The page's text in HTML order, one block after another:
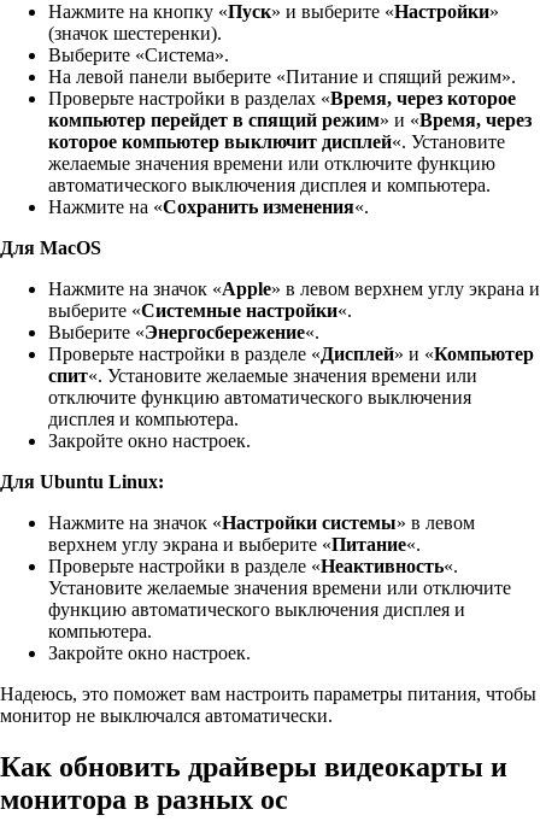
Нажмите на кнопку «Пуск» и выберите «Настройки»
(значок шестеренки).
Выберите «Система».
На левой панели выберите «Питание и спящий режим».
Проверьте настройки в разделах «Время, через которое
компьютер перейдет в спящий режим» и «Время, через
которое компьютер выключит дисплей«. Установите
желаемые значения времени или отключите функцию
автоматического выключения дисплея и компьютера.
Нажмите на «Сохранить изменения«.
Для MacOS
Нажмите на значок «Apple» в левом верхнем углу экрана и
выберите «Системные настройки«.
Выберите «Энергосбережение«.
Проверьте настройки в разделе «Дисплей» и «Компьютер
спит«. Установите желаемые значения времени или
отключите функцию автоматического выключения
дисплея и компьютера.
Закройте окно настроек.
Для Ubuntu Linux:
Нажмите на значок «Настройки системы» в левом
верхнем углу экрана и выберите «Питание«.
Проверьте настройки в разделе «Неактивность«.
Установите желаемые значения времени или отключите
функцию автоматического выключения дисплея и
компьютера.
Закройте окно настроек.
Надеюсь, это поможет вам настроить параметры питания, чтобы
монитор не выключался автоматически.
Как обновить драйверы видеокарты и
монитора в разных ос